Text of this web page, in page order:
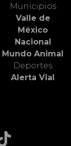
Municipios
Valle de
México
Nacional
Mundo Animal
Deportes
Alerta Vial